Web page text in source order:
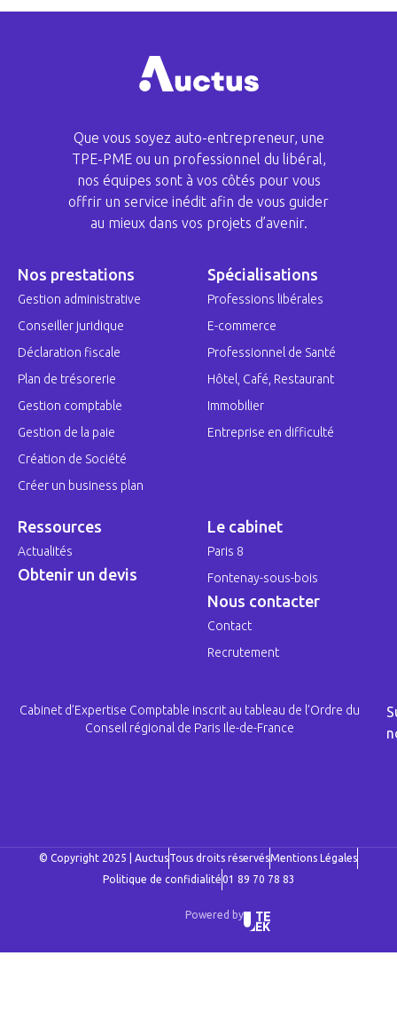
Que vous soyez auto-entrepreneur, une
TPE-PME ou un professionnel du libéral,
nos équipes sont à vos côtés pour vous
offrir un service inédit afin de vous guider
au mieux dans vos projets d’avenir.
Nos prestations
Gestion administrative
Conseiller juridique
Déclaration fiscale
Plan de trésorerie
Gestion comptable
Gestion de la paie
Création de Société
Créer un business plan
Spécialisations
Professions libérales
E-commerce
Professionnel de Santé
Hôtel, Café, Restaurant
Immobilier
Entreprise en difficulté
Ressources
Actualités
Obtenir un devis
Le cabinet
Paris 8
Fontenay-sous-bois
Nous contacter
Contact
Recrutement
Cabinet d’Expertise Comptable inscrit au tableau de l’Ordre du
Conseil régional de Paris Ile-de-France
© Copyright 2025 | AuctusTous droits réservésMentions Légales
Politique de confidialité01 89 70 78 83
Powered by